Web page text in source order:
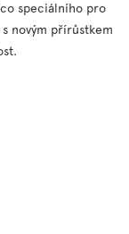
speciálního pro
novým přírůstkem